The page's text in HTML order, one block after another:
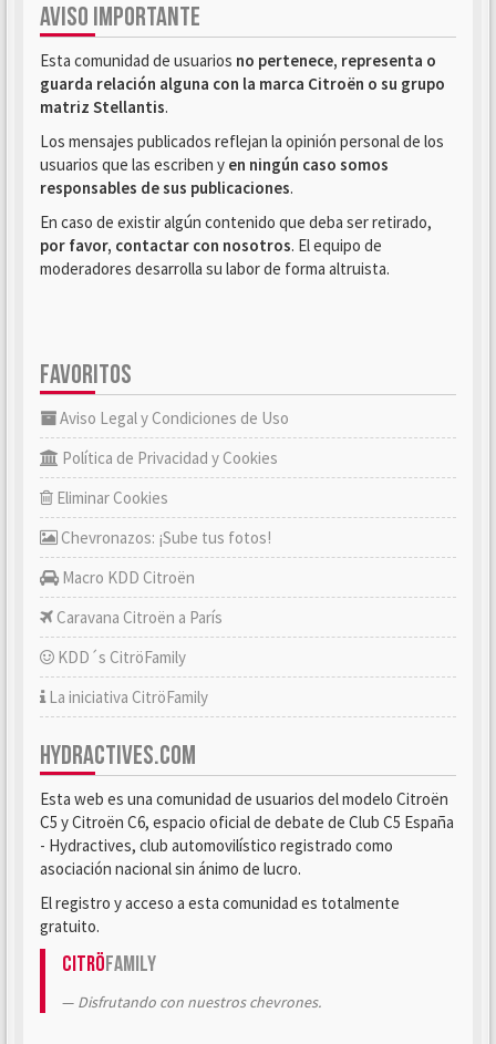
AVISO IMPORTANTE
Esta comunidad de usuarios no pertenece, representa o
guarda relación alguna con la marca Citroën o su grupo
matriz Stellantis.
Los mensajes publicados reflejan la opinión personal de los
usuarios que las escriben y en ningún caso somos
responsables de sus publicaciones.
En caso de existir algún contenido que deba ser retirado,
por favor, contactar con nosotros. El equipo de
moderadores desarrolla su labor de forma altruista.
FAVORITOS
Aviso Legal y Condiciones de Uso
Política de Privacidad y Cookies
Eliminar Cookies
Chevronazos: ¡Sube tus fotos!
Macro KDD Citroën
Caravana Citroën a París
KDD´s CitröFamily
La iniciativa CitröFamily
HYDRACTIVES.COM
Esta web es una comunidad de usuarios del modelo Citroën
C5 y Citroën C6, espacio oficial de debate de Club C5 España
- Hydractives, club automovilístico registrado como
asociación nacional sin ánimo de lucro.
El registro y acceso a esta comunidad es totalmente
gratuito.
CitröFamily
Disfrutando con nuestros chevrones.